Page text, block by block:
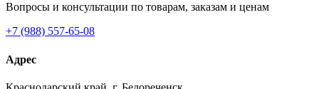
Вопросы и консультации по товарам, заказам и ценам
+7 (988) 557-65-08
Адрес